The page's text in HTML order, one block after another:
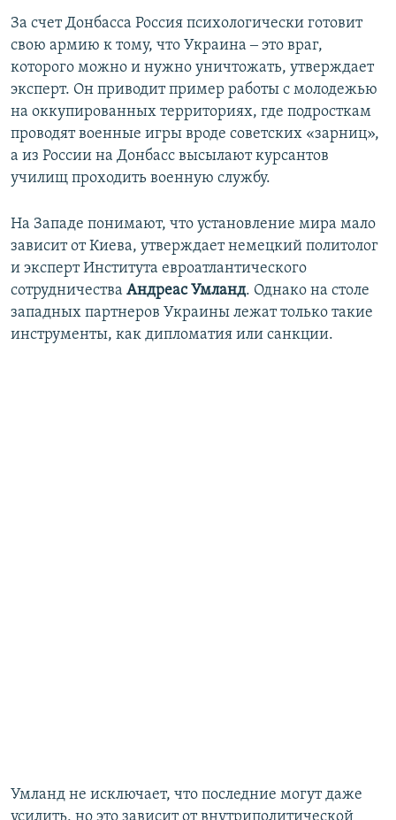
За счет Донбасса Россия психологически готовит
свою армию к тому, что Украина ‒ это враг,
которого можно и нужно уничтожать, утверждает
эксперт. Он приводит пример работы с молодежью
на оккупированных территориях, где подросткам
проводят военные игры вроде советских «зарниц»,
а из России на Донбасс высылают курсантов
училищ проходить военную службу.
На Западе понимают, что установление мира мало
зависит от Киева, утверждает немецкий политолог
и эксперт Института евроатлантического
сотрудничества Андреас Умланд. Однако на столе
западных партнеров Украины лежат только такие
инструменты, как дипломатия или санкции.
Умланд не исключает, что последние могут даже